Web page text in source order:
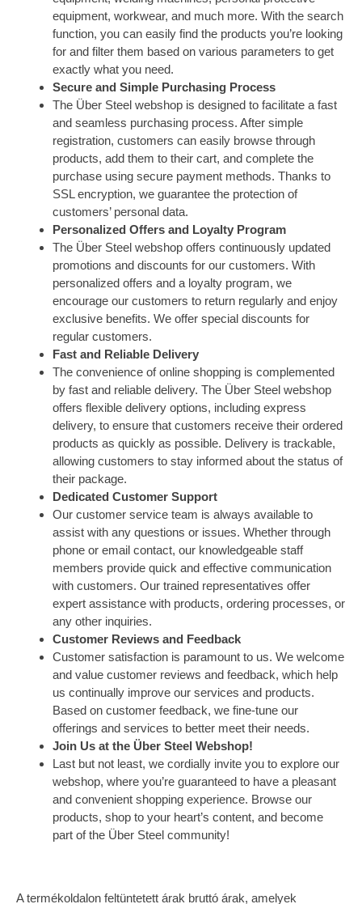
equipment, workwear, and much more. With the search
function, you can easily find the products you’re looking
for and filter them based on various parameters to get
exactly what you need.
Secure and Simple Purchasing Process
The Über Steel webshop is designed to facilitate a fast
and seamless purchasing process. After simple
registration, customers can easily browse through
products, add them to their cart, and complete the
purchase using secure payment methods. Thanks to
SSL encryption, we guarantee the protection of
customers’ personal data.
Personalized Offers and Loyalty Program
The Über Steel webshop offers continuously updated
promotions and discounts for our customers. With
personalized offers and a loyalty program, we
encourage our customers to return regularly and enjoy
exclusive benefits. We offer special discounts for
regular customers.
Fast and Reliable Delivery
The convenience of online shopping is complemented
by fast and reliable delivery. The Über Steel webshop
offers flexible delivery options, including express
delivery, to ensure that customers receive their ordered
products as quickly as possible. Delivery is trackable,
allowing customers to stay informed about the status of
their package.
Dedicated Customer Support
Our customer service team is always available to
assist with any questions or issues. Whether through
phone or email contact, our knowledgeable staff
members provide quick and effective communication
with customers. Our trained representatives offer
expert assistance with products, ordering processes, or
any other inquiries.
Customer Reviews and Feedback
Customer satisfaction is paramount to us. We welcome
and value customer reviews and feedback, which help
us continually improve our services and products.
Based on customer feedback, we fine-tune our
offerings and services to better meet their needs.
Join Us at the Über Steel Webshop!
Last but not least, we cordially invite you to explore our
webshop, where you’re guaranteed to have a pleasant
and convenient shopping experience. Browse our
products, shop to your heart’s content, and become
part of the Über Steel community!
A termékoldalon feltüntetett árak bruttó árak, amelyek